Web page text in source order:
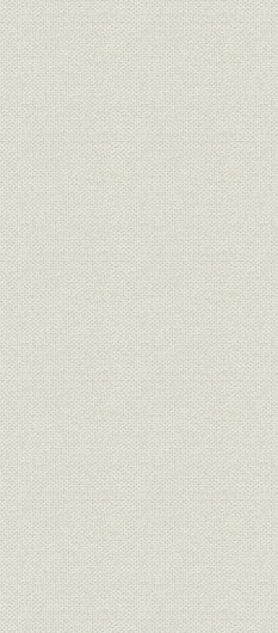
第3節 戦後混乱期の経営およ
第4節 山口銀行職員組合の結
第5節 業績推移
第3章 日本経済自立と積極経営
第1節 日本経済自立への道
第2節 布浦頭取の就任と内部
第3節 県外への進出と店舗網
第4節 業容の拡大
第5節 外国為替業務
第6節 福利厚生ほか
第7節 業績推移
第4章 高度経済成長と「健全なる
第1節 先進国への途